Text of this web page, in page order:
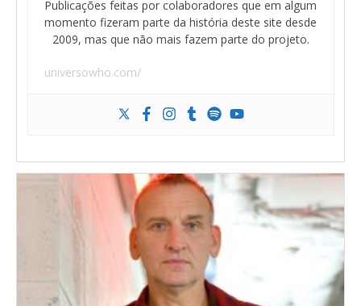
Publicações feitas por colaboradores que em algum
momento fizeram parte da história deste site desde
2009, mas que não mais fazem parte do projeto.
universowho.com/